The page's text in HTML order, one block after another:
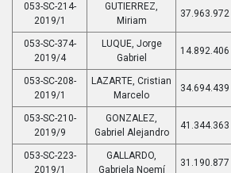
053-SC-214-
2019/1
GUTIERREZ,
Miriam
37.963.972
053-SC-374-
2019/4
LUQUE, Jorge
Gabriel
14.892.406
053-SC-208-
2019/1
LAZARTE, Cristian
Marcelo
34.694.439
053-SC-210-
2019/9
GONZALEZ,
Gabriel Alejandro
41.344.363
053-SC-223-
2019/1
GALLARDO,
Gabriela Noemí
31.190.877